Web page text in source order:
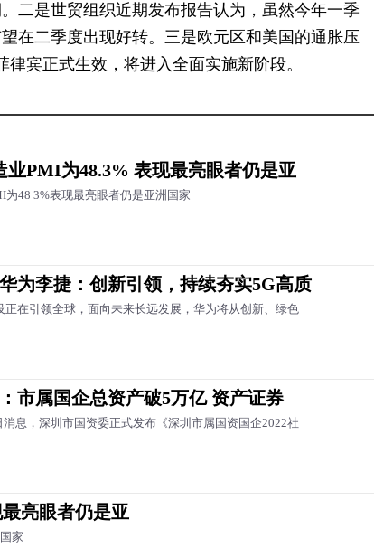
二是世贸组织近期发布报告认为，虽然今年一季
在二季度出现好转。三是欧元区和美国的通胀压
宾正式生效，将进入全面实施新阶段。
业PMI为48.3% 表现最亮眼者仍是亚
为48 3%表现最亮眼者仍是亚洲国家
为李捷：创新引领，持续夯实5G高质
正在引领全球，面向未来长远发展，华为将从创新、绿色
市属国企总资产破5万亿 资产证券
息，深圳市国资委正式发布《深圳市属国资国企2022社
亮眼者仍是亚
家